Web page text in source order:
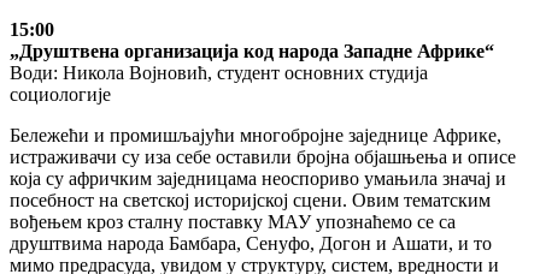
15:00
„Друштвена организација код народа Западне Африке“
Води: Никола Војновић, студент основних студија
социологије
Бележећи и промишљајући многобројне заједнице Африке,
истраживачи су иза себе оставили бројна објашњења и описе
која су афричким заједницама неоспориво умањила значај и
посебност на светској историјској сцени. Овим тематским
вођењем кроз сталну поставку МАУ упознаћемо се са
друштвима народа Бамбара, Сенуфо, Догон и Ашати, и то
мимо предрасуда, увидом у структуру, систем, вредности и